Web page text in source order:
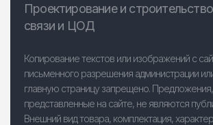
Проектирование и
связи и ЦОД
Копирование текстов или изображений с
письменного разрешения администрации
главную страницу запрещено. Предложения,
представленные на сайте, не являются
Внешний вид товара, комплектация,